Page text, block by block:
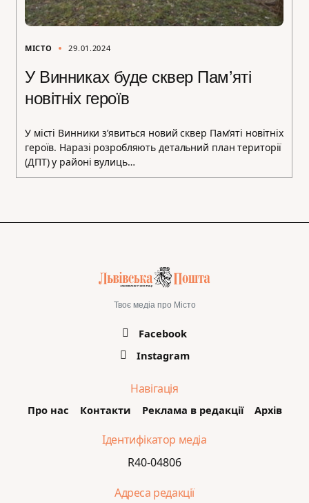
МІСТО 29.01.2024
У Винниках буде сквер Пам’яті
новітніх героїв
У місті Винники з’явиться новий сквер Пам’яті новітніх
героїв. Наразі розробляють детальний план території
(ДПТ) у районі вулиць…
Твоє медіа про Місто
Facebook
Instagram
Навігація
Про нас Контакти Реклама в редакції Архів
Ідентифікатор медіа
R40-04806
Адреса редакції